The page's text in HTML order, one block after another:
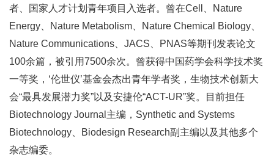
者、国家人才计划青年项目入选者。曾在Cell、Nature
Energy、Nature Metabolism、Nature Chemical Biology、
Nature Communications、JACS、PNAS等期刊发表论文
100余篇，被引用7500余次。曾获得中国药学会科学技术奖
一等奖，‘伦世仪’基金会杰出青年学者奖，生物技术创新大
会“最具发展潜力奖”以及安捷伦“ACT-UR”奖。目前担任
Biotechnology Journal主编，Synthetic and Systems
Biotechnology、Biodesign Research副主编以及其他多个
杂志编委。